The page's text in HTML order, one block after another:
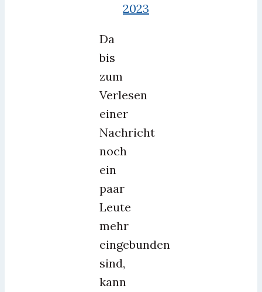
2023
Da
bis
zum
Verlesen
einer
Nachricht
noch
ein
paar
Leute
mehr
eingebunden
sind,
kann